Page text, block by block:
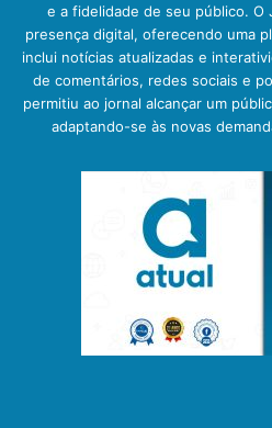
e a fidelidade de seu público. O
presença digital, oferecendo uma
inclui notícias atualizadas e
de comentários, redes sociais e
permitiu ao jornal alcançar um
adaptando-se às novas